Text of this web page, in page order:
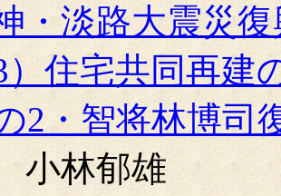
・淡路大震災
）住宅共同再建
2・智将林博司
小林郁雄